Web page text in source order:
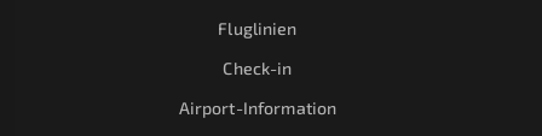
Fluglinien
Check-in
Airport-Information